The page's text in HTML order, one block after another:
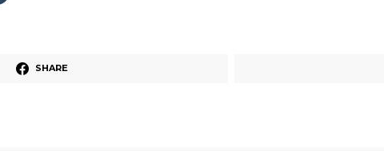
SHARE